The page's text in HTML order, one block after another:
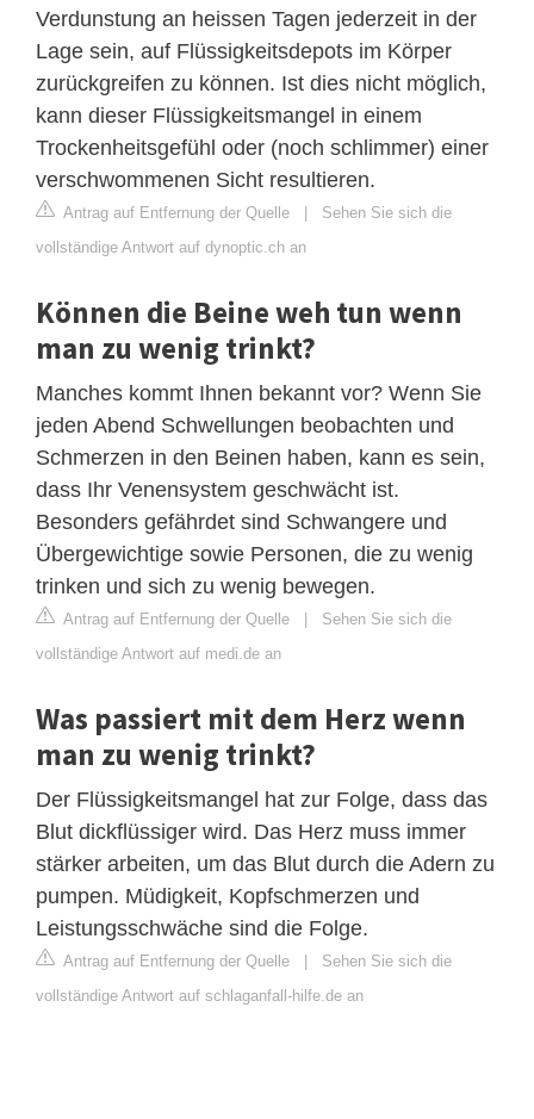
Verdunstung an heissen Tagen jederzeit in der
Lage sein, auf Flüssigkeitsdepots im Körper
zurückgreifen zu können. Ist dies nicht möglich,
kann dieser Flüssigkeitsmangel in einem
Trockenheitsgefühl oder (noch schlimmer) einer
verschwommenen Sicht resultieren.
Antrag auf Entfernung der Quelle | Sehen Sie sich die
vollständige Antwort auf dynoptic.ch an
Können die Beine weh tun wenn
man zu wenig trinkt?
Manches kommt Ihnen bekannt vor? Wenn Sie
jeden Abend Schwellungen beobachten und
Schmerzen in den Beinen haben, kann es sein,
dass Ihr Venensystem geschwächt ist.
Besonders gefährdet sind Schwangere und
Übergewichtige sowie Personen, die zu wenig
trinken und sich zu wenig bewegen.
Antrag auf Entfernung der Quelle | Sehen Sie sich die
vollständige Antwort auf medi.de an
Was passiert mit dem Herz wenn
man zu wenig trinkt?
Der Flüssigkeitsmangel hat zur Folge, dass das
Blut dickflüssiger wird. Das Herz muss immer
stärker arbeiten, um das Blut durch die Adern zu
pumpen. Müdigkeit, Kopfschmerzen und
Leistungsschwäche sind die Folge.
Antrag auf Entfernung der Quelle | Sehen Sie sich die
vollständige Antwort auf schlaganfall-hilfe.de an